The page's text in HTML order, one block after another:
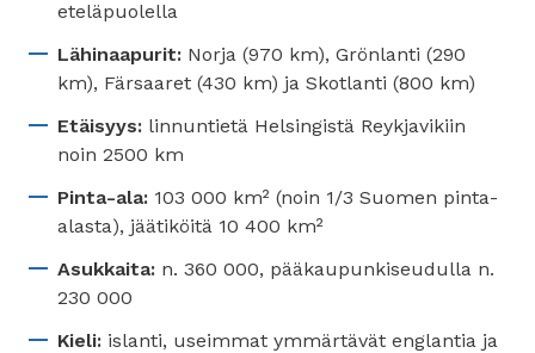
eteläpuolella
Lähinaapurit: Norja (970 km), Grönlanti (290
km), Färsaaret (430 km) ja Skotlanti (800 km)
Etäisyys: linnuntietä Helsingistä Reykjavikiin
noin 2500 km
Pinta-ala: 103 000 km² (noin 1/3 Suomen pinta-
alasta), jäätiköitä 10 400 km²
Asukkaita: n. 360 000, pääkaupunkiseudulla n.
230 000
Kieli: islanti, useimmat ymmärtävät englantia ja